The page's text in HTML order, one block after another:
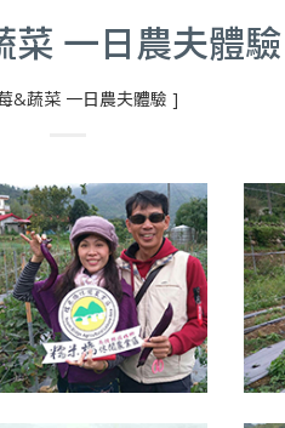
菜 一日農夫體驗 ]
&蔬菜 一日農夫體驗 ]